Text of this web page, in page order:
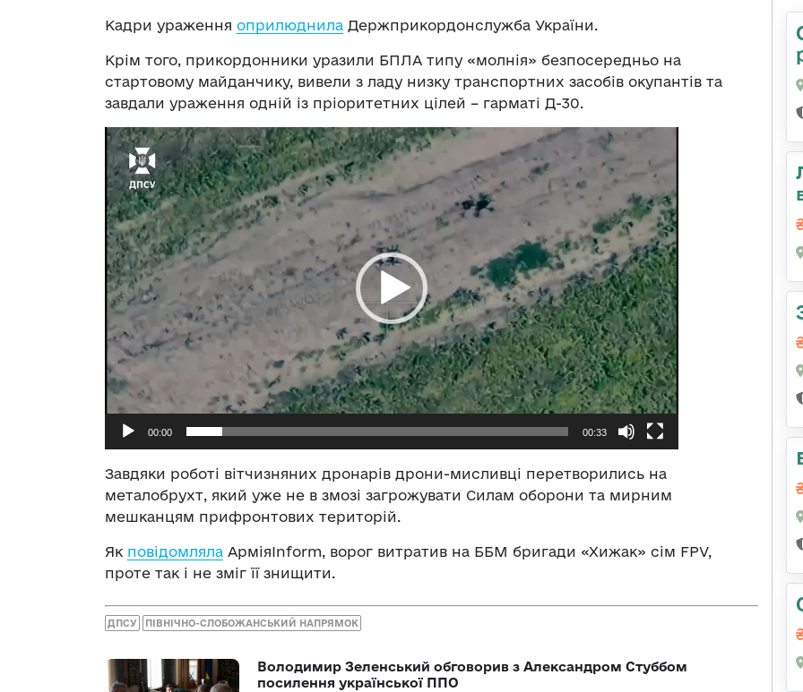
Кадри ураження оприлюднила Держприкордонслужба України.
Крім того, прикордонники уразили БПЛА типу «молнія» безпосередньо на
стартовому майданчику, вивели з ладу низку транспортних засобів окупантів та
завдали ураження одній із пріоритетних цілей – гарматі Д-30.
Відеопрогравач
00:00 00:33
Завдяки роботі вітчизняних дронарів дрони-мисливці перетворились на
металобрухт, який уже не в змозі загрожувати Силам оборони та мирним
мешканцям прифронтових територій.
Як повідомляла АрміяInform, ворог витратив на ББМ бригади «Хижак» сім FPV,
проте так і не зміг її знищити.
ДПСУ ПІВНІЧНО-СЛОБОЖАНСЬКИЙ НАПРЯМОК
Володимир Зеленський обговорив з Александром Стуббом
посилення української ППО